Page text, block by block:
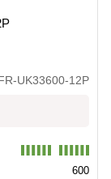
UK33600-12P
600